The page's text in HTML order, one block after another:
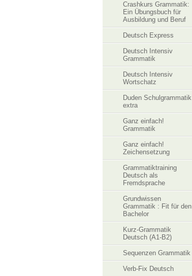
Crashkurs Grammatik:
Ein Übungsbuch für
Ausbildung und Beruf
Deutsch Express
Deutsch Intensiv
Grammatik
Deutsch Intensiv
Wortschatz
Duden Schulgrammatik
extra
Ganz einfach!
Grammatik
Ganz einfach!
Zeichensetzung
Grammatiktraining
Deutsch als
Fremdsprache
Grundwissen
Grammatik : Fit für den
Bachelor
Kurz-Grammatik
Deutsch (A1-B2)
Sequenzen Grammatik
Verb-Fix Deutsch